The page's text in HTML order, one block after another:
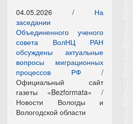
04.05.2026 / На
заседании
Объединенного ученого
совета ВолНЦ РАН
обсуждены актуальные
вопросы миграционных
процессов РФ /
Официальный сайт
газеты «Bezformata» /
Новости Вологды и
Вологодской области